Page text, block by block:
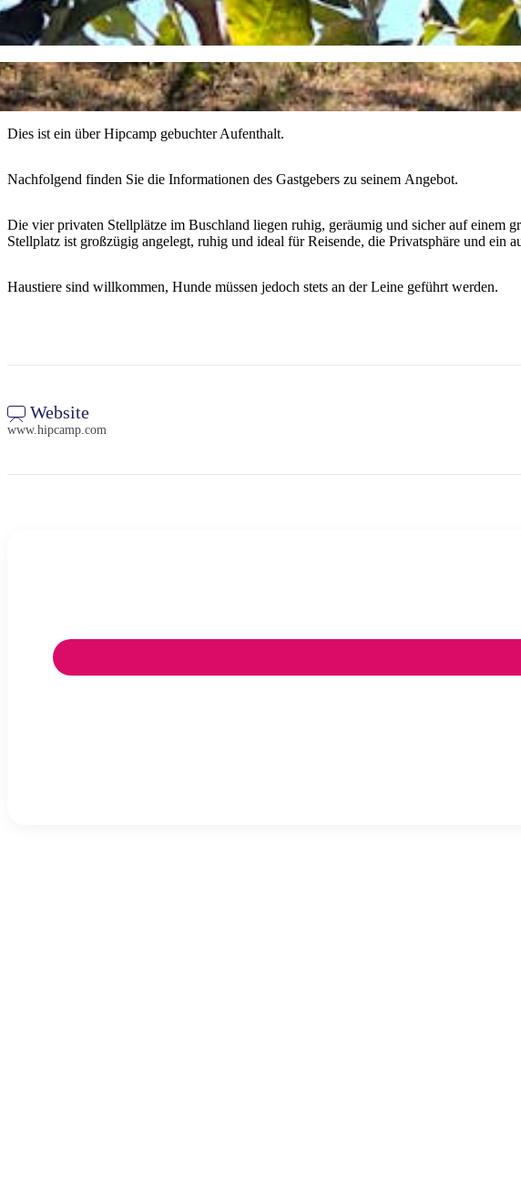
Dies ist ein über Hipcamp gebuchter Aufenthalt.
Nachfolgend finden Sie die Informationen des Gastgebers zu seinem Angebot.
Die vier privaten Stellplätze im Buschland liegen ruhig, geräumig und sicher auf einem
Stellplatz ist großzügig angelegt, ruhig und ideal für Reisende, die Privatsphäre und ein
Haustiere sind willkommen, Hunde müssen jedoch stets an der Leine geführt werden.
Website
www.hipcamp.com